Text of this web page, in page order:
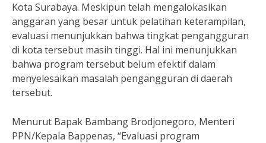
Kota Surabaya. Meskipun telah mengalokasikan
anggaran yang besar untuk pelatihan keterampilan,
evaluasi menunjukkan bahwa tingkat pengangguran
di kota tersebut masih tinggi. Hal ini menunjukkan
bahwa program tersebut belum efektif dalam
menyelesaikan masalah pengangguran di daerah
tersebut.
Menurut Bapak Bambang Brodjonegoro, Menteri
PPN/Kepala Bappenas, “Evaluasi program